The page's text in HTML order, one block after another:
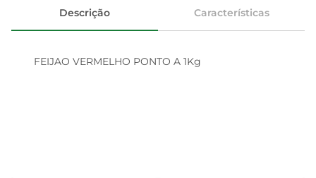
Descrição Características
FEIJAO VERMELHO PONTO A 1Kg